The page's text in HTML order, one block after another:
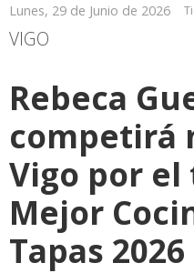
Lunes, 29 de Junio de 2026
VIGO
Rebeca
competirá
Vigo por
Mejor
Tapas 2026